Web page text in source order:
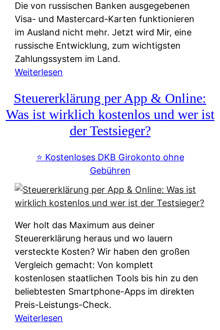
n
a
t
i
v
e
&
f
r
e
u
s
u
n
f
t
e
i
e
Die von russischen Banken ausgegebenen
Visa- und Mastercard-Karten funktionieren
im Ausland nicht mehr. Jetzt wird Mir, eine
russische Entwicklung, zum wichtigsten
Zahlungssystem im Land.
Weiterlesen
a
h
g
s
y
t
e
m
M
I
R
:
W
Steuererklärung per App & Online:
Was ist wirklich kostenlos und wer ist
der Testsieger?
⭐️ Kostenloses DKB Girokonto ohne
Gebühren
Wer holt das Maximum aus deiner
Steuererklärung heraus und wo lauern
versteckte Kosten? Wir haben den großen
Vergleich gemacht: Von komplett
kostenlosen staatlichen Tools bis hin zu den
beliebtesten Smartphone-Apps im direkten
Preis-Leistungs-Check.
Weiterlesen